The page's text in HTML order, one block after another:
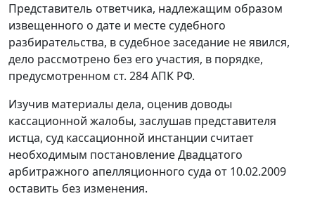
Представитель ответчика, надлежащим образом
извещенного о дате и месте судебного
разбирательства, в судебное заседание не явился,
дело рассмотрено без его участия, в порядке,
предусмотренном ст. 284АПК РФ.
Изучив материалы дела, оценив доводы
кассационной жалобы, заслушав представителя
истца, суд кассационной инстанции считает
необходимым постановление Двадцатого
арбитражного апелляционного суда от 10.02.2009
оставить без изменения.